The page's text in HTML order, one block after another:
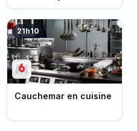
21h10
Cauchemar en cuisine